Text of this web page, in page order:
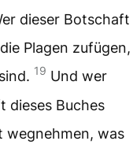
dieser Botschaft
Plagen zufügen,
19 Und wer
dieses Buches
wegnehmen, was